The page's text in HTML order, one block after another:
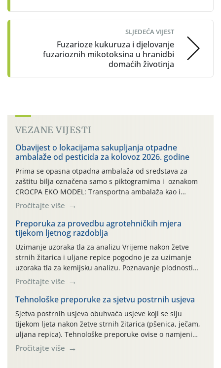
SLJEDEĆA VIJEST
Fuzarioze kukuruza i djelovanje
fuzarioznih mikotoksina u hranidbi
domaćih životinja
VEZANE VIJESTI
Obavijest o lokacijama sakupljanja otpadne
ambalaže od pesticida za kolovoz 2026. godine
Prima se opasna otpadna ambalaža od sredstava za
zaštitu bilja označena samo s piktogramima i oznakom
CROCPA EKO MODEL: Transportna ambalaža kao i
ambalaža drugih proizvoda koji nisu sredstva za zaštitu
bilja (npr. ambalaža od mineralnih gnojiva,) se ne
prihvaća. Korisnicima je osiguran besplatni povrat
prazne ambalaže isključivo ovih tvrtki: AGROCHEM-MAKS,
AGRONOM, ALBAUGH TKI* (PINUS […]
Pročitajte više
Preporuka za provedbu agrotehničkih mjera
tijekom ljetnog razdoblja
Uzimanje uzoraka tla za analizu Vrijeme nakon žetve
strnih žitarica i uljane repice pogodno je za uzimanje
uzoraka tla za kemijsku analizu. Poznavanje plodnosti
parcele temelj je za pravilnu gnojidbu. Samo
izbalansiranom i pravodobnom gnojidbom možemo
osigurati dobre prinose zadovoljavajuće kvalitete. Zbog
nepoznavanja opskrbljenosti tla i njegove reakcije često
se u praksi događa da radi […]
Pročitajte više
Tehnološke preporuke za sjetvu postrnih usjeva
Sjetva postrnih usjeva obuhvaća usjeve koji se siju
tijekom ljeta nakon žetve strnih žitarica (pšenica, ječam,
uljana repica). Tehnološke preporuke ovise o namjeni
usjeva, odnosno proizvodi li se krma, zrno, zelena
gnojidba ili služi kao pokrovni usjev. Najvažniji
Pročitajte više